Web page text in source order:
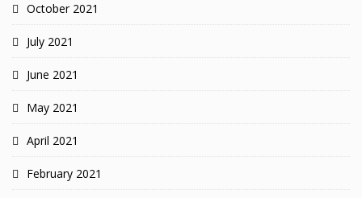
October 2021
July 2021
June 2021
May 2021
April 2021
February 2021